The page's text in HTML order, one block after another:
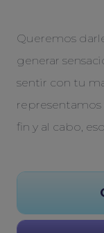
Queremos
generar
sentir con tu
representamos
fin y al cabo,